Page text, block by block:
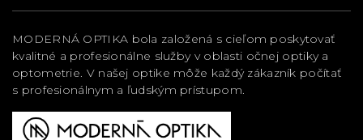
MODERNÁ OPTIKA bola založená s cieľom poskytovať
kvalitné a profesionálne služby v oblasti očnej optiky a
optometrie. V našej optike môže každý zákazník počítať
s profesionálnym a ľudským prístupom.